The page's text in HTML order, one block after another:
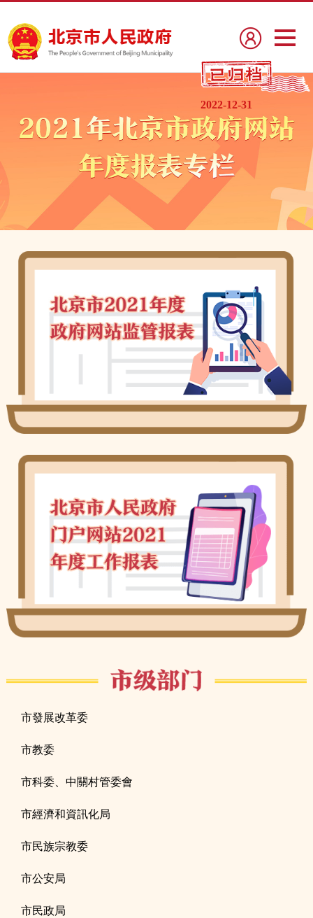
市發展改革委
市教委
市科委、中關村管委會
市經濟和資訊化局
市民族宗教委
市公安局
市民政局
2022-12-31